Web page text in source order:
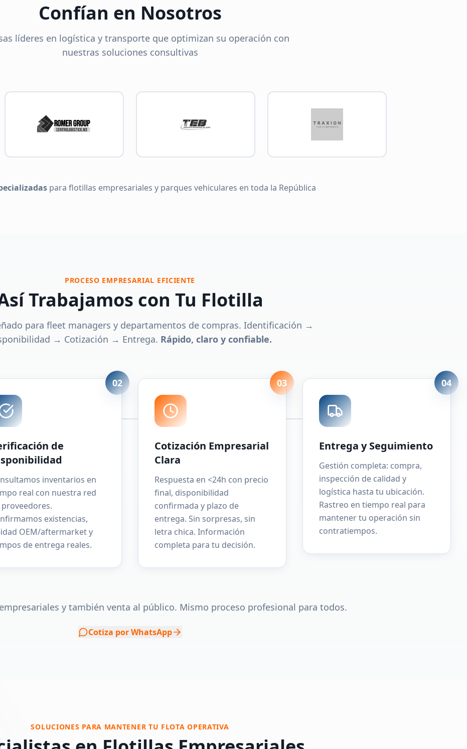
Confían en Nosotros
líderes en logística y transporte que optimizan su operación con
nuestras soluciones consultivas
para flotillas empresariales y parques vehiculares en toda la República
PROCESO EMPRESARIAL EFICIENTE
Trabajamos con Tu Flotilla
para fleet managers y departamentos de compras. Identificación →
→ Cotización → Entrega. Rápido, claro y confiable.
02
de
inventarios en
real con nuestra red
proveedores.
existencias,
OEM/aftermarket y
de entrega reales.
03
Cotización Empresarial
Clara
Respuesta en <24h con precio
final, disponibilidad
confirmada y plazo de
entrega. Sin sorpresas, sin
letra chica. Información
completa para tu decisión.
04
Entrega y Seguimiento
Gestión completa: compra,
inspección de calidad y
logística hasta tu ubicación.
Rastreo en tiempo real para
mantener tu operación sin
contratiempos.
y también venta al público. Mismo proceso profesional para todos.
Cotiza por WhatsApp
SOLUCIONES PARA MANTENER TU FLOTA OPERATIVA